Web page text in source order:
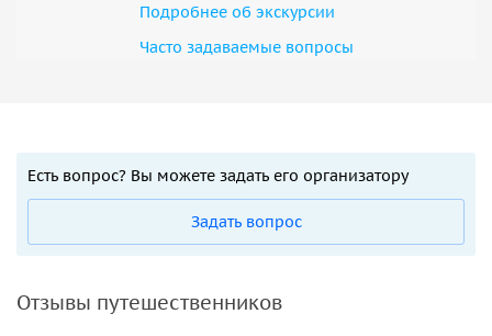
Подробнее об экскурсии
Часто задаваемые вопросы
Есть вопрос? Вы можете задать его организатору
Задать вопрос
Отзывы путешественников